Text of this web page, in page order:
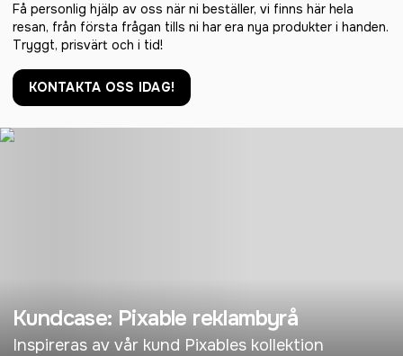
Få personlig hjälp av oss när ni beställer, vi finns här hela
resan, från första frågan tills ni har era nya produkter i handen.
Tryggt, prisvärt och i tid!
KONTAKTA OSS IDAG!
Kundcase: Pixable reklambyrå
Inspireras av vår kund Pixables kollektion